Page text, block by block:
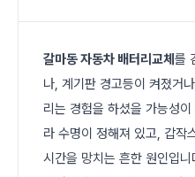
갈마동 자동차 배터리교체 를
나, 계기판 경고등이 켜졌거
리는 경험을 하셨을 가능성
라 수명이 정해져 있고, 갑작
시간을 망치는 흔한 원인입